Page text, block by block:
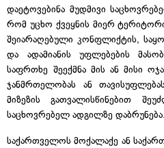
დაეტოვებინა მუდმივი
რომ უცხო ქვეყნის მიერ
შეიარაღებული კონფლიქტის,
და ადამიანის უფლებების
საფრთხე შეექმნა მის ან მისი
ჯანმრთელობას ან
მიზეზის გათვალისწინებით
საცხოვრებელ ადგილზე დაბრუნება.
საქართველოს მოქალაქე ან